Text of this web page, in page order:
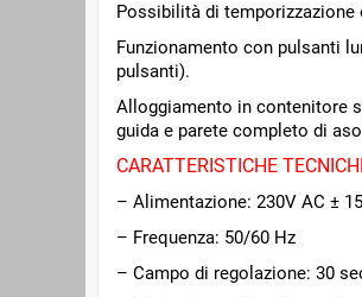
Possibilità di temporizzazione
Funzionamento con pulsanti
pulsanti).
Alloggiamento in contenitore
guida e parete completo di
CARATTERISTICHE
– Alimentazione: 230V AC ±
– Frequenza: 50/60 Hz
– Campo di regolazione: 30